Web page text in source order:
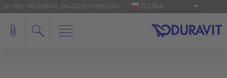
DO 'PRO': PRO.DURAVIT ZNAJDŹ DYSTRYBUTORA POLSKA